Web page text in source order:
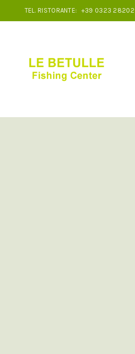
TEL. RISTORANTE: +39 0323 28202